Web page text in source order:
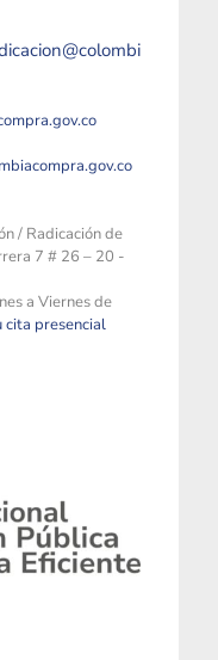
/ Radicación de
7 # 26 – 20 -
a Viernes de
cita presencial